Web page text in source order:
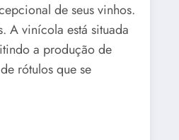
de seus vinhos.
A vinícola está situada
a produção de
rótulos que se